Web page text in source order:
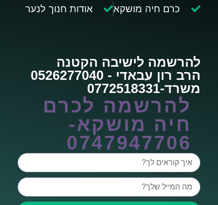
כרם חיה מושקא
אודות חנוך לנער
להרשמה לישיבה הקטנה
הרב רון עבאדי - 0526277040
משרד-0772518331
להרשמה לכרם
חיה מושקא-
0747947706